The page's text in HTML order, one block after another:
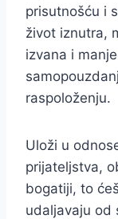
prisutnošću i
život iznutra,
izvana i
raspoloženju.
Uloži u
prijateljstva,
bogatiji, to
udaljavaju od